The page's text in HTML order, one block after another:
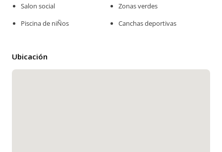
Salon social
Piscina de niÑos
Zonas verdes
Canchas deportivas
Ubicación